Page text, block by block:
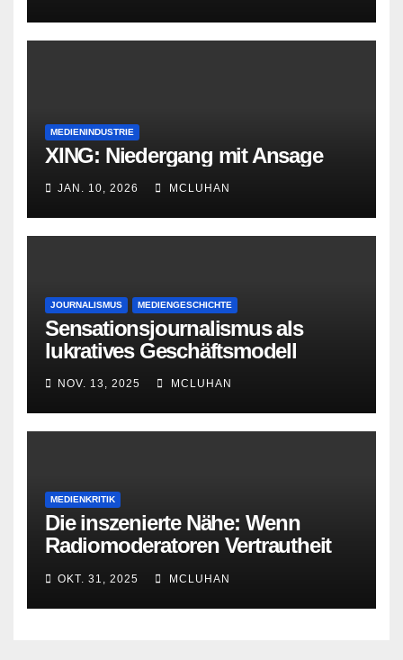
MEDIENINDUSTRIE
XING: Niedergang mit Ansage
JAN. 10, 2026 MCLUHAN
JOURNALISMUS MEDIENGESCHICHTE
Sensationsjournalismus als
lukratives Geschäftsmodell
NOV. 13, 2025 MCLUHAN
MEDIENKRITIK
Die inszenierte Nähe: Wenn
Radiomoderatoren Vertrautheit
OKT. 31, 2025 MCLUHAN